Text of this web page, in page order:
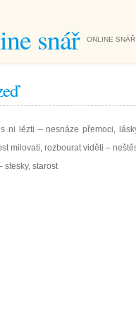
snář ONLINE
ni lézti – nesnáze přemoci,
milovati, rozbourat viděti –
stesky, starost